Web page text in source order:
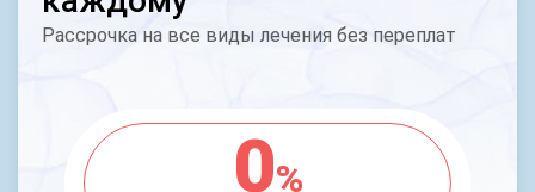
Рассрочка на все виды лечения без переплат
0%